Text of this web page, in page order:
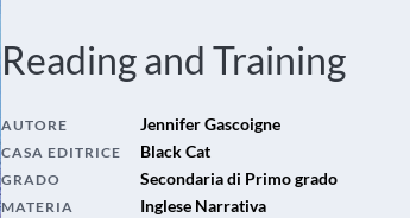
Reading and Training
AUTORE Jennifer Gascoigne
CASA EDITRICE Black Cat
GRADO Secondaria di Primo grado
MATERIA Inglese Narrativa